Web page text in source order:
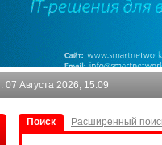
07 Августа 2026, 15:09
Поиск Расширенный